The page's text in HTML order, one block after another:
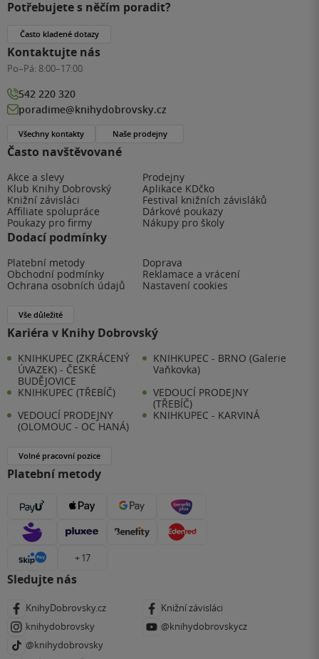
Často navštěvované
Akce a slevy
Prodejny
Klub Knihy Dobrovský
Aplikace KDčko
Knižní závisláci
Festival knižních závisláků
Affiliate spolupráce
Dárkové poukazy
Poukazy pro firmy
Nákupy pro školy
Dodací podmínky
Platební metody
Doprava
Obchodní podmínky
Reklamace a vrácení
Ochrana osobních údajů
Nastavení cookies
Vše důležité
Kariéra v Knihy Dobrovský
KNIHKUPEC (ZKRÁCENÝ
ÚVAZEK) - ČESKÉ
BUDĚJOVICE
KNIHKUPEC - BRNO (Galerie
Vaňkovka)
KNIHKUPEC (TŘEBÍČ)
VEDOUCÍ PRODEJNY
(TŘEBÍČ)
VEDOUCÍ PRODEJNY
(OLOMOUC - OC HANÁ)
KNIHKUPEC - KARVINÁ
Volné pracovní pozice
Platební metody
+ 17
Sledujte nás
KnihyDobrovsky.cz
Knižní závisláci
knihydobrovsky
@knihydobrovskycz
@knihydobrovsky
Potřebujete s něčím poradit?
Často kladené dotazy
Kontaktujte nás
Po–Pá: 8:00–17:00
542 220 320
poradime@knihydobrovsky.cz
Všechny kontakty Naše prodejny